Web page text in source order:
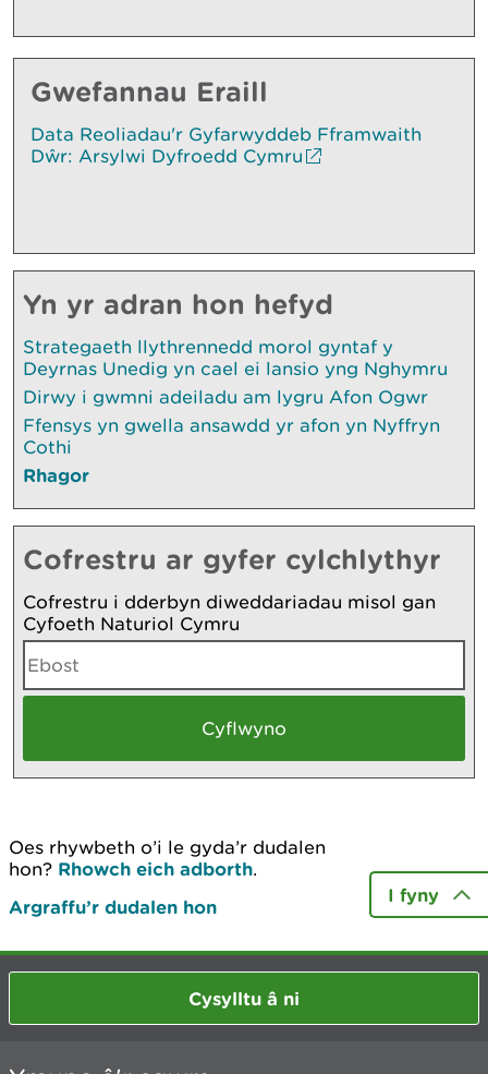
Gwefannau Eraill
Data Reoliadau'r Gyfarwyddeb Fframwaith
Dŵr: Arsylwi Dyfroedd Cymru
Yn yr adran hon hefyd
Strategaeth llythrennedd morol gyntaf y
Deyrnas Unedig yn cael ei lansio yng Nghymru
Dirwy i gwmni adeiladu am lygru Afon Ogwr
Ffensys yn gwella ansawdd yr afon yn Nyffryn
Cothi
Rhagor
Cofrestru ar gyfer cylchlythyr
Cofrestru i dderbyn diweddariadau misol gan
Cyfoeth Naturiol Cymru
Oes rhywbeth o’i le gyda’r dudalen
hon? Rhowch eich adborth.
Argraffu’r dudalen hon
I fyny
Cysylltu â ni